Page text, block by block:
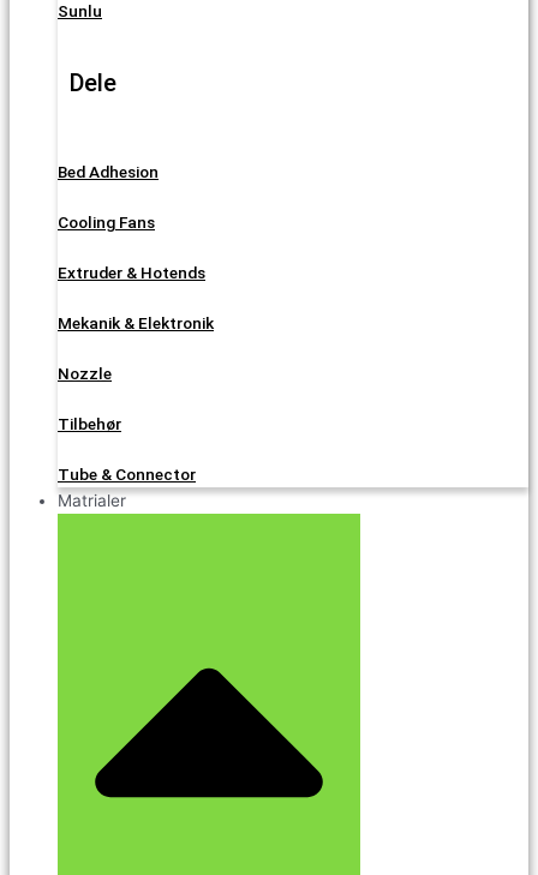
Sunlu
Dele
Bed Adhesion
Cooling Fans
Extruder & Hotends
Mekanik & Elektronik
Nozzle
Tilbehør
Tube & Connector
Matrialer